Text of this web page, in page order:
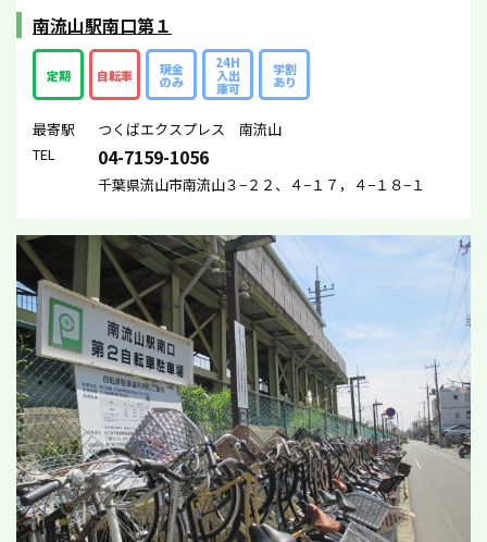
南流山駅南口第１
定期 自転車 現金
のみ
24H
入出
庫可
学割
あり
最寄駅
つくばエクスプレス 南流山
TEL
04-7159-1056
千葉県流山市南流山３−２２、４−１７，４−１８−１